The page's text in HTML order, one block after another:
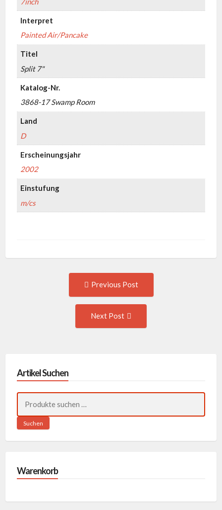
Interpret
Painted Air/Pancake
Titel
Split 7"
Katalog-Nr.
3868-17 Swamp Room
Land
D
Erscheinungsjahr
2002
Einstufung
m/cs
navigation
Previous Post
Next Post
Artikel Suchen
nach:
Suchen
Warenkorb